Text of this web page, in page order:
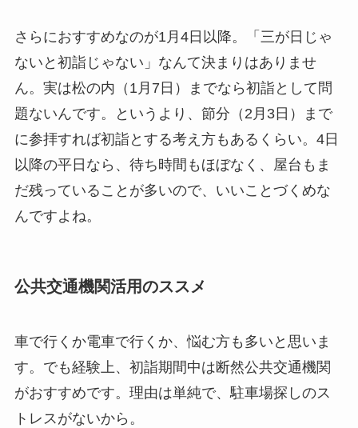
さらにおすすめなのが1月4日以降。「三が日じゃ
ないと初詣じゃない」なんて決まりはありませ
ん。実は松の内（1月7日）までなら初詣として問
題ないんです。というより、節分（2月3日）まで
に参拝すれば初詣とする考え方もあるくらい。4日
以降の平日なら、待ち時間もほぼなく、屋台もま
だ残っていることが多いので、いいことづくめな
んですよね。
公共交通機関活用のススメ
車で行くか電車で行くか、悩む方も多いと思いま
す。でも経験上、初詣期間中は断然公共交通機関
がおすすめです。理由は単純で、駐車場探しのス
トレスがないから。